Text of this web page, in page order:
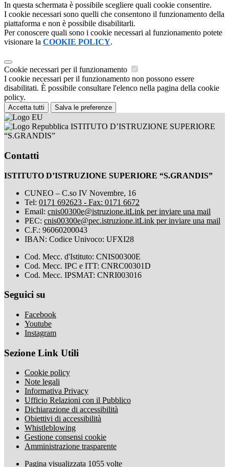
In questa schermata è possibile scegliere quali cookie consentire.
I cookie necessari sono quelli che consentono il funzionamento della
piattaforma e non è possibile disabilitarli.
Per conoscere quali sono i cookie necessari al funzionamento potete
visionare la COOKIE POLICY.
Cookie necessari per il funzionamento
I cookie necessari per il funzionamento non possono essere
disabilitati. È possibile consultare l'elenco nella pagina della cookie
policy.
Accetta tutti Salva le preferenze
ISTITUTO D’ISTRUZIONE SUPERIORE
“S.GRANDIS”
Contatti
ISTITUTO D’ISTRUZIONE SUPERIORE “S.GRANDIS”
CUNEO – C.so IV Novembre, 16
Tel: 0171 692623 - Fax: 0171 6672
Email: cnis00300e@istruzione.itLink per inviare una mail
PEC: cnis00300e@pec.istruzione.itLink per inviare una mail
C.F.: 96060200043
IBAN: Codice Univoco: UFXI28
Cod. Mecc. d'Istituto: CNIS00300E
Cod. Mecc. IPC e ITT: CNRC00301D
Cod. Mecc. IPSMAT: CNRI003016
Seguici su
Facebook
Youtube
Instagram
Sezione Link Utili
Cookie policy
Note legali
Informativa Privacy
Ufficio Relazioni con il Pubblico
Dichiarazione di accessibilità
Obiettivi di accessibilità
Whistleblowing
Gestione consensi cookie
Amministrazione trasparente
Pagina visualizzata 1055 volte